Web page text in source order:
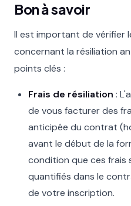
Bon à savoir
Il est important de vérifier
concernant la résiliation
points clés :
Frais de résiliation :
de vous facturer des
anticipée du contrat
avant le début de la
condition que ces frais
quantifiés dans le
de votre inscription.